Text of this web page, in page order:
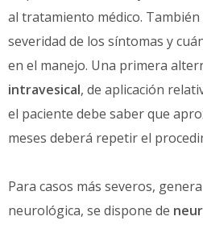
al tratamiento médico.
severidad de los síntomas y
en el manejo. Una primera
intravesical, de aplicación
el paciente debe saber que
meses deberá repetir el
Para casos más severos,
neurológica, se dispone de